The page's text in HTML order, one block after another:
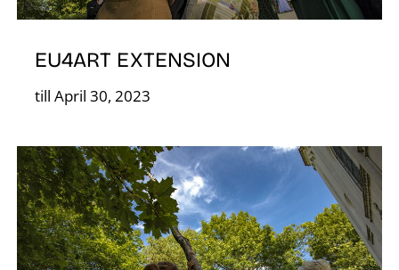
EU4ART EXTENSION
till April 30, 2023